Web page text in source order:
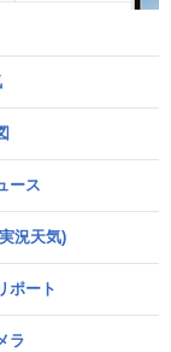
ース
況天気)
ポート
ラ